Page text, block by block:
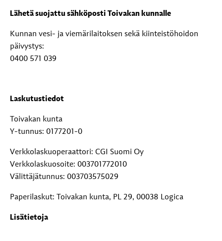
Lähetä suojattu sähköposti Toivakan kunnalle
Kunnan vesi- ja viemärilaitoksen sekä kiinteistöhoidon
päivystys:
0400 571 039
Laskutustiedot
Toivakan kunta
Y-tunnus: 0177201-0
Verkkolaskuoperaattori: CGI Suomi Oy
Verkkolaskuosoite: 003701772010
Välittäjätunnus: 003703575029
Paperilaskut: Toivakan kunta, PL 29, 00038 Logica
Lisätietoja